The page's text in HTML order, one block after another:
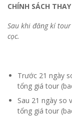
CHÍNH SÁCH
Sau khi đăng kí
cọc.
Trước 21 ngày
tổng giá tour
Sau 21 ngày so
tổng giá tour